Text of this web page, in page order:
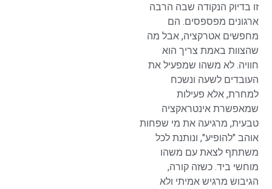
זו בדיוק הנקודה שבה הרבה
ארגונים מפספסים. הם
מחפשים אטרקציה, אבל מה
שהצוות באמת צריך הוא
חוויה. לא משהו שמפעיל את
העובדים לשעה ונשכח
למחרת, אלא פעילות
שמאפשרת אינטראקציה
טבעית, מרגיעה את מי שפחות
אוהב "להופיע", ונותנת לכל
משתתף לצאת עם משהו
מוחשי ביד. כשזה קורה,
הגיבוש מרגיש אמיתי ולא